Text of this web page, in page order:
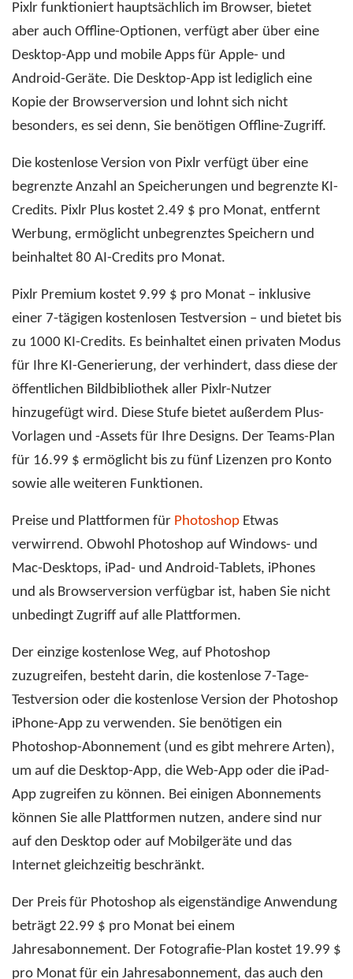
Pixlr funktioniert hauptsächlich im Browser, bietet
aber auch Offline-Optionen, verfügt aber über eine
Desktop-App und mobile Apps für Apple- und
Android-Geräte. Die Desktop-App ist lediglich eine
Kopie der Browserversion und lohnt sich nicht
besonders, es sei denn, Sie benötigen Offline-Zugriff.
Die kostenlose Version von Pixlr verfügt über eine
begrenzte Anzahl an Speicherungen und begrenzte KI-
Credits. Pixlr Plus kostet 2.49 $ pro Monat, entfernt
Werbung, ermöglicht unbegrenztes Speichern und
beinhaltet 80 AI-Credits pro Monat.
Pixlr Premium kostet 9.99 $ pro Monat – inklusive
einer 7-tägigen kostenlosen Testversion – und bietet bis
zu 1000 KI-Credits. Es beinhaltet einen privaten Modus
für Ihre KI-Generierung, der verhindert, dass diese der
öffentlichen Bildbibliothek aller Pixlr-Nutzer
hinzugefügt wird. Diese Stufe bietet außerdem Plus-
Vorlagen und -Assets für Ihre Designs. Der Teams-Plan
für 16.99 $ ermöglicht bis zu fünf Lizenzen pro Konto
sowie alle weiteren Funktionen.
Preise und Plattformen für Photoshop Etwas
verwirrend. Obwohl Photoshop auf Windows- und
Mac-Desktops, iPad- und Android-Tablets, iPhones
und als Browserversion verfügbar ist, haben Sie nicht
unbedingt Zugriff auf alle Plattformen.
Der einzige kostenlose Weg, auf Photoshop
zuzugreifen, besteht darin, die kostenlose 7-Tage-
Testversion oder die kostenlose Version der Photoshop
iPhone-App zu verwenden. Sie benötigen ein
Photoshop-Abonnement (und es gibt mehrere Arten),
um auf die Desktop-App, die Web-App oder die iPad-
App zugreifen zu können. Bei einigen Abonnements
können Sie alle Plattformen nutzen, andere sind nur
auf den Desktop oder auf Mobilgeräte und das
Internet gleichzeitig beschränkt.
Der Preis für Photoshop als eigenständige Anwendung
beträgt 22.99 $ pro Monat bei einem
Jahresabonnement. Der Fotografie-Plan kostet 19.99 $
pro Monat für ein Jahresabonnement, das auch den